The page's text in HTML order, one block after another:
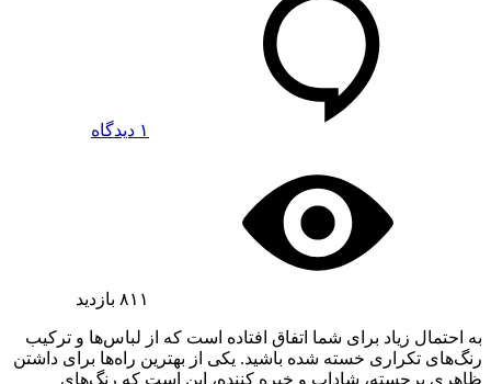
۱ دیدگاه
۸۱۱ بازدید
به احتمال زیاد برای شما اتفاق افتاده است که از لباس‌ها و ترکیب
رنگ‌های تکراری خسته شده باشید. یکی از بهترین راه‌ها برای داشتن
ظاهری برجسته، شاداب و خیره کننده، این است که رنگ‌های